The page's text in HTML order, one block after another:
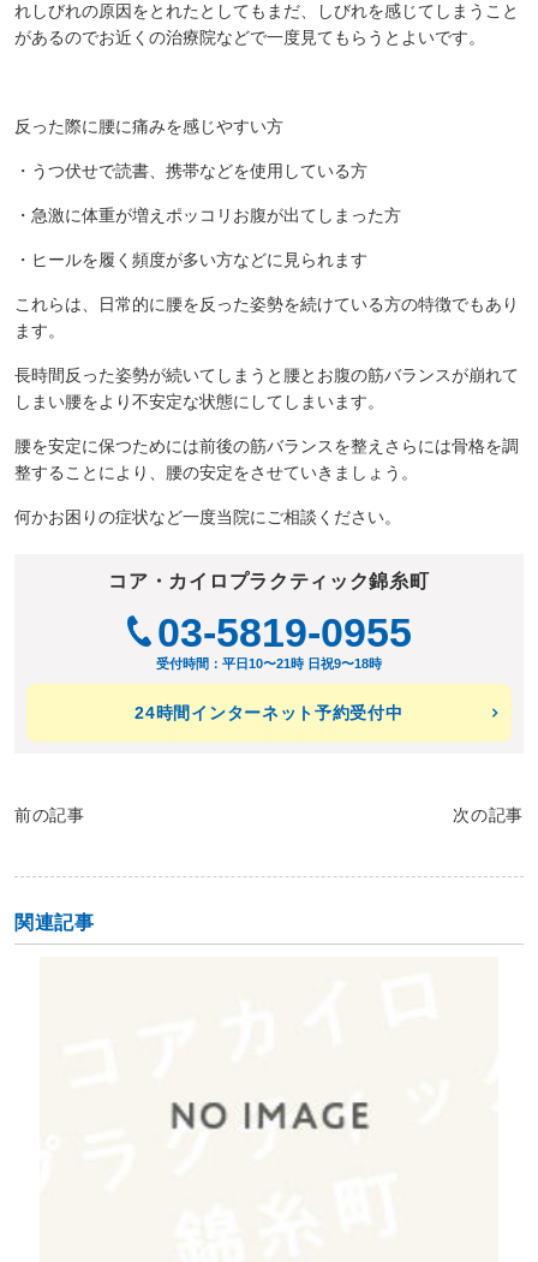
れしびれの原因をとれたとしてもまだ、しびれを感じてしまうこと
があるのでお近くの治療院などで一度見てもらうとよいです。
反った際に腰に痛みを感じやすい方
・うつ伏せで読書、携帯などを使用している方
・急激に体重が増えポッコリお腹が出てしまった方
・ヒールを履く頻度が多い方などに見られます
これらは、日常的に腰を反った姿勢を続けている方の特徴でもあり
ます。
長時間反った姿勢が続いてしまうと腰とお腹の筋バランスが崩れて
しまい腰をより不安定な状態にしてしまいます。
腰を安定に保つためには前後の筋バランスを整えさらには骨格を調
整することにより、腰の安定をさせていきましょう。
何かお困りの症状など一度当院にご相談ください。
コア・カイロプラクティック錦糸町
03-5819-0955
受付時間：平日10〜21時 日祝9〜18時
24時間インターネット予約受付中
前の記事 次の記事
関連記事